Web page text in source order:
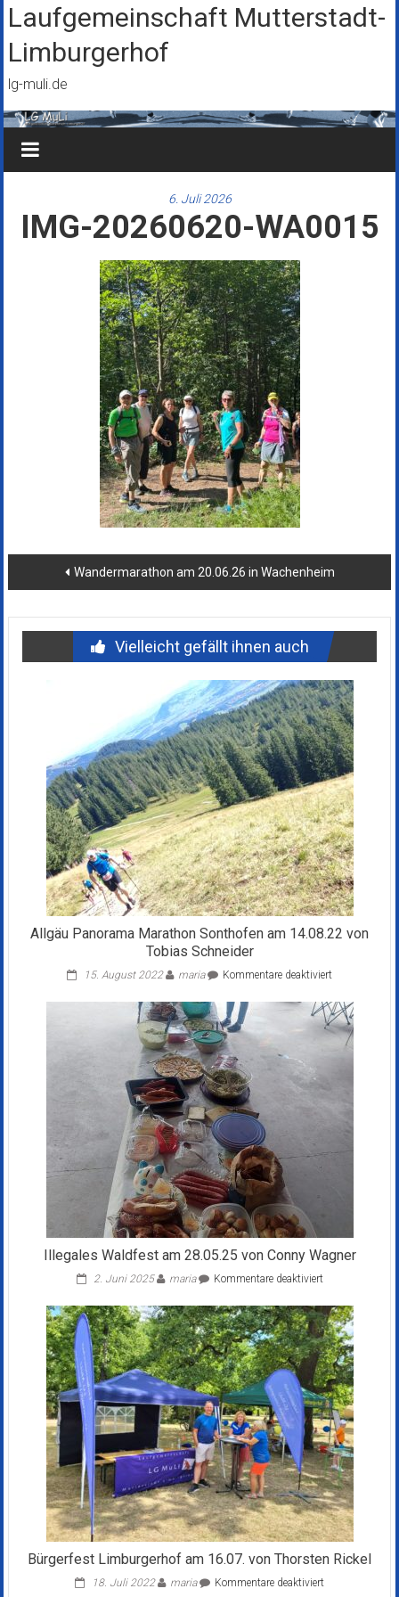
Zum
Inhalt
springen
Laufgemeinschaft Mutterstadt-
Limburgerhof
lg-muli.de
6. Juli 2026
IMG-20260620-WA0015
Beitragsnavigation
Wandermarathon am 20.06.26 in Wachenheim
Vielleicht gefällt ihnen auch
Allgäu Panorama Marathon Sonthofen am 14.08.22 von
Tobias Schneider
15. August 2022 maria Kommentare deaktiviertfür
Panorama
Marathon
Sonthofen
Tobias
Illegales Waldfest am 28.05.25 von Conny Wagner
2. Juni 2025 maria Kommentare deaktiviertfür
Waldfest
am
28.05.25
von
Conny
Wagner
Bürgerfest Limburgerhof am 16.07. von Thorsten Rickel
18. Juli 2022 maria Kommentare deaktiviertfür